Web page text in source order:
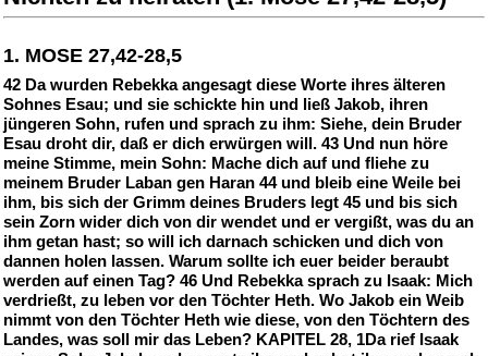
1. MOSE 27,42-28,5
42 Da wurden Rebekka angesagt diese Worte ihres älteren
Sohnes Esau; und sie schickte hin und ließ Jakob, ihren
jüngeren Sohn, rufen und sprach zu ihm: Siehe, dein Bruder
Esau droht dir, daß er dich erwürgen will. 43 Und nun höre
meine Stimme, mein Sohn: Mache dich auf und fliehe zu
meinem Bruder Laban gen Haran 44 und bleib eine Weile bei
ihm, bis sich der Grimm deines Bruders legt 45 und bis sich
sein Zorn wider dich von dir wendet und er vergißt, was du an
ihm getan hast; so will ich darnach schicken und dich von
dannen holen lassen. Warum sollte ich euer beider beraubt
werden auf einen Tag? 46 Und Rebekka sprach zu Isaak: Mich
verdrießt, zu leben vor den Töchter Heth. Wo Jakob ein Weib
nimmt von den Töchter Heth wie diese, von den Töchtern des
Landes, was soll mir das Leben? KAPITEL 28, 1Da rief Isaak